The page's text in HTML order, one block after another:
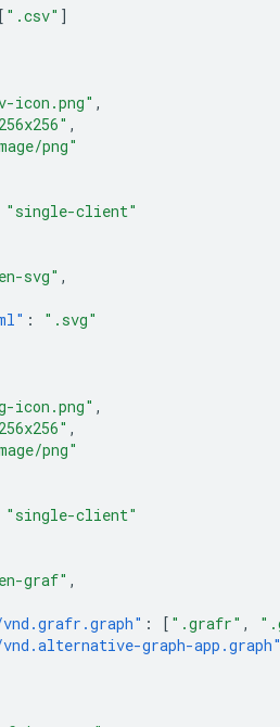
[ ".csv" ]
icon.png" ,
,
png"
"single-client"
svg" ,
:
".svg"
icon.png" ,
,
png"
"single-client"
graf" ,
: [ ".grafr" ,
graph-